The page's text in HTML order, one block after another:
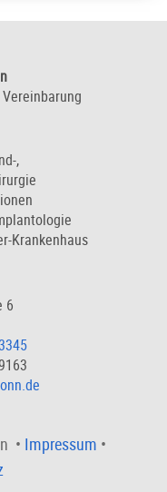
,
Krankenhaus
6
• Impressum •